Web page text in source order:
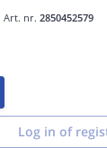
Art. nr. 2850452579
Log in of